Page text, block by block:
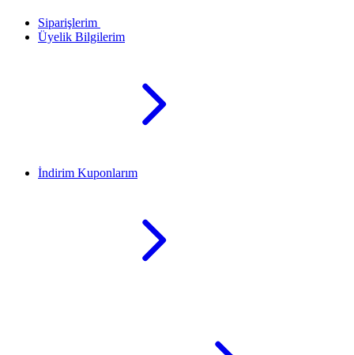
Siparişlerim
Üyelik Bilgilerim
İndirim Kuponlarım